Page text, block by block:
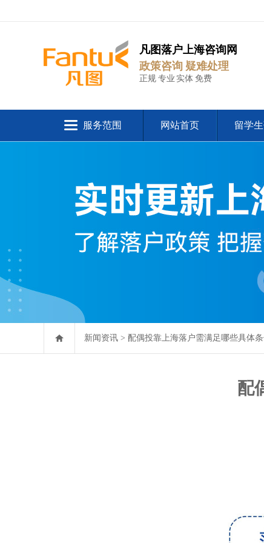
凡图落户上海咨询网
政策咨询 疑难处理
正规 专业 实体 免费
服务范围 网站首页 留学
新闻资讯 > 配偶投靠上海落户需满足哪些具体
配